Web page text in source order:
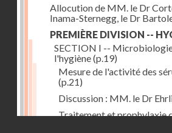
Allocution de MM. le Dr
Inama-Sternegg, le Dr
PREMIÈRE DIVISION --
SECTION I --
l'hygiène(p.19)
Mesure de l'activité des
(p.21)
Discussion : MM. le Dr
Traitement et prophylaxie